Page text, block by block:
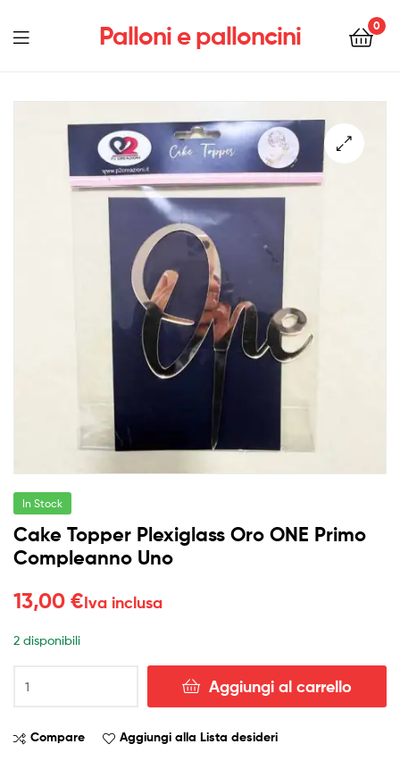
Palloni e palloncini 0
Menu
In Stock
Cake Topper Plexiglass Oro ONE Primo
Compleanno Uno
13,00 €Iva inclusa
2 disponibili
Topper
Oro
Aggiungi al carrello
Compare Aggiungi alla Lista desideri